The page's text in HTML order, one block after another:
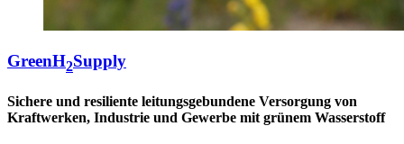
GreenH2Supply
Sichere und resiliente leitungsgebundene Versorgung von
Kraftwerken, Industrie und Gewerbe mit grünem Wasserstoff